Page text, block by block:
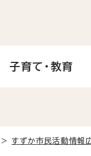
子育て・教育
> すずか市民活動情報